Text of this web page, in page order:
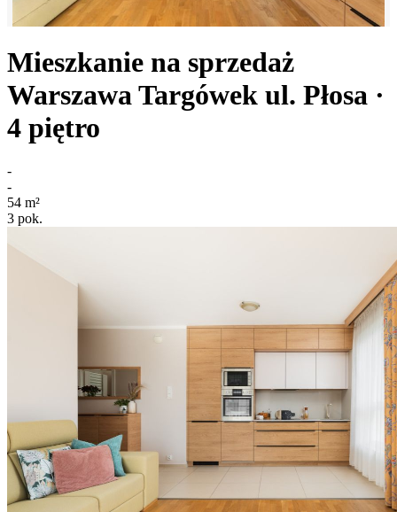
Mieszkanie na sprzedaż
Warszawa Targówek ul. Płosa ·
4 piętro
-
-
54 m²
3 pok.